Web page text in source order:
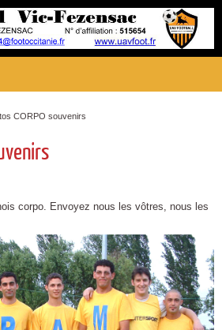
CORPO souvenirs
corpo. Envoyez nous les vôtres, nous les